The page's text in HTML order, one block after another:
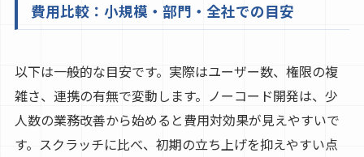
費用比較：小規模・部門・全社での目安
以下は一般的な目安です。実際はユーザー数、権限の複
雑さ、連携の有無で変動します。ノーコード開発は、少
人数の業務改善から始めると費用対効果が見えやすいで
す。スクラッチに比べ、初期の立ち上げを抑えやすい点